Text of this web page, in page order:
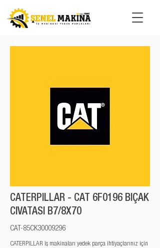
CATERPILLAR - CAT 6F0196 BIÇAK
CIVATASI B7/8X70
CAT-85CK30009296
CATERPILLAR iş makinaları yedek parça ihtiyaçlarınız için